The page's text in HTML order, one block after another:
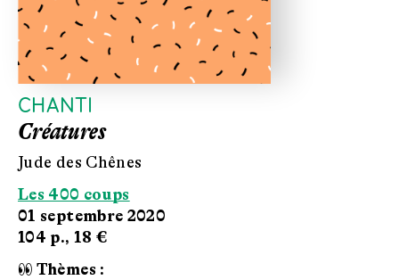
CHANTI
Créatures
Jude des Chênes
Les 400 coups
01 septembre 2020
104 p., 18 €
👀 Thèmes :